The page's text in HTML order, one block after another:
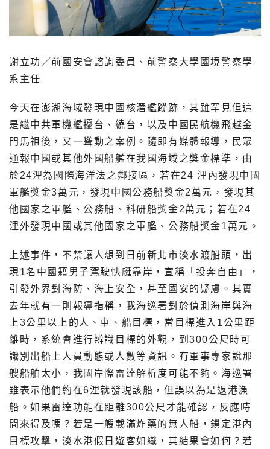
謝立功／前國安會諮詢委員、前警察大學國境警察學
系主任
今天在澎湖海域發現中國核潛艦蹤跡，其雖罕見但這
是繼中共軍機艦擾台、繞台，以及中國民航機飛越金
門馬祖後，又一聳動之案例。隨即有媒體報導，民眾
通報中國或其他外國船艦在我國海域之獎金標準，由
於24浬為國際海洋法之鄰接區，若在24 浬內發現中國
軍艦獎金3萬元，發現中國公務船獎金2萬元，發現其
他國家之軍艦、公務船、科研船獎金2萬元；若在24
浬外發現中國或其他國家之軍艦、公務船獎金1萬元。
上述事件，不禁讓人想到日前新北市淡水渡船頭，出
現1名中國籍男子駕駛快艇靠岸，宣稱「投奔自由」，
引發外界對海防、海上安全，甚至國安的疑慮。其實
去年就有一則報導指稱，我海巡署對於偵測海岸與海
上3公里以上的人、車、船目標，當目標進入1公里距
離時，系統會進行辨識目標的外觀，到300公尺時可
識別出船上人員動態或人數等資訊。有軍事專家說那
艘船舶太小，我國岸際雷達解析度可能不夠。海巡署
雖表示他們約在6浬就發現該船，但誤以為是返港漁
船。如果雷達功能在距離300公尺才能確認，反應時
間來得及嗎？若是一艘載滿炸藥的無人船，鎖定港內
目標攻擊，淡水港假日遊客如織，其結果會如何？若